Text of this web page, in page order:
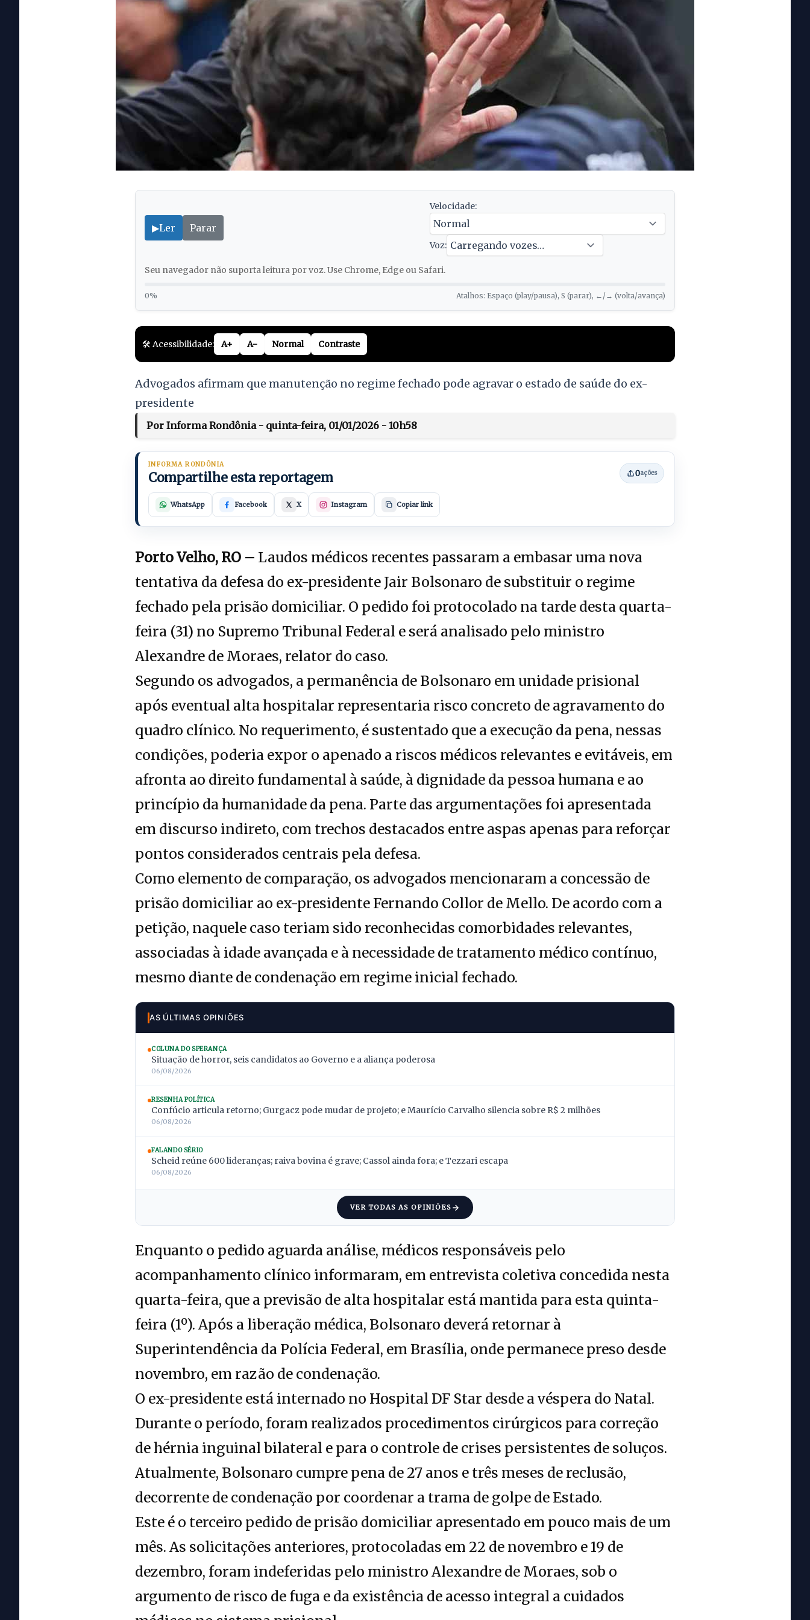
▶Ler Parar
Velocidade:
Voz:
Seu navegador não suporta leitura por voz. Use Chrome, Edge ou Safari.
0% Atalhos: Espaço (play/pausa), S (parar), ←/→ (volta/avança)
🛠️ Acessibilidade: A+ A- Normal Contraste
Advogados afirmam que manutenção no regime fechado pode agravar o estado de saúde do ex-
presidente
Por Informa Rondônia - quinta-feira, 01/01/2026 - 10h58
INFORMA RONDÔNIA
Compartilhe esta reportagem 0ações
WhatsApp Facebook X Instagram Copiar link
Porto Velho, RO – Laudos médicos recentes passaram a embasar uma nova
tentativa da defesa do ex-presidente Jair Bolsonaro de substituir o regime
fechado pela prisão domiciliar. O pedido foi protocolado na tarde desta quarta-
feira (31) no Supremo Tribunal Federal e será analisado pelo ministro
Alexandre de Moraes, relator do caso.
Segundo os advogados, a permanência de Bolsonaro em unidade prisional
após eventual alta hospitalar representaria risco concreto de agravamento do
quadro clínico. No requerimento, é sustentado que a execução da pena, nessas
condições, poderia expor o apenado a riscos médicos relevantes e evitáveis, em
afronta ao direito fundamental à saúde, à dignidade da pessoa humana e ao
princípio da humanidade da pena. Parte das argumentações foi apresentada
em discurso indireto, com trechos destacados entre aspas apenas para reforçar
pontos considerados centrais pela defesa.
Como elemento de comparação, os advogados mencionaram a concessão de
prisão domiciliar ao ex-presidente Fernando Collor de Mello. De acordo com a
petição, naquele caso teriam sido reconhecidas comorbidades relevantes,
associadas à idade avançada e à necessidade de tratamento médico contínuo,
mesmo diante de condenação em regime inicial fechado.
AS ÚLTIMAS OPINIÕES
COLUNA DO SPERANÇA
Situação de horror, seis candidatos ao Governo e a aliança poderosa
06/08/2026
RESENHA POLÍTICA
Confúcio articula retorno; Gurgacz pode mudar de projeto; e Maurício Carvalho silencia sobre R$ 2 milhões
06/08/2026
FALANDO SÉRIO
Scheid reúne 600 lideranças; raiva bovina é grave; Cassol ainda fora; e Tezzari escapa
06/08/2026
VER TODAS AS OPINIÕES
Enquanto o pedido aguarda análise, médicos responsáveis pelo
acompanhamento clínico informaram, em entrevista coletiva concedida nesta
quarta-feira, que a previsão de alta hospitalar está mantida para esta quinta-
feira (1º). Após a liberação médica, Bolsonaro deverá retornar à
Superintendência da Polícia Federal, em Brasília, onde permanece preso desde
novembro, em razão de condenação.
O ex-presidente está internado no Hospital DF Star desde a véspera do Natal.
Durante o período, foram realizados procedimentos cirúrgicos para correção
de hérnia inguinal bilateral e para o controle de crises persistentes de soluços.
Atualmente, Bolsonaro cumpre pena de 27 anos e três meses de reclusão,
decorrente de condenação por coordenar a trama de golpe de Estado.
Este é o terceiro pedido de prisão domiciliar apresentado em pouco mais de um
mês. As solicitações anteriores, protocoladas em 22 de novembro e 19 de
dezembro, foram indeferidas pelo ministro Alexandre de Moraes, sob o
argumento de risco de fuga e da existência de acesso integral a cuidados